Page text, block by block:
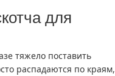
для
тяжело поставить
распадаются по краям,